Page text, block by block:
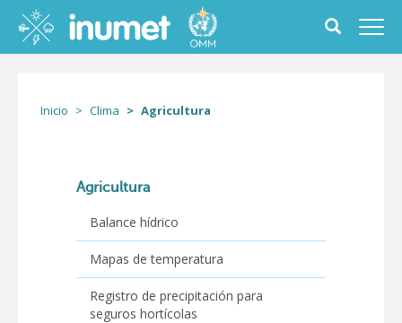
contenido
principal
Toggle
search
form
Inicio Clima Agricultura
Agricultura
Balance hídrico
Mapas de temperatura
Registro de precipitación para
seguros hortícolas